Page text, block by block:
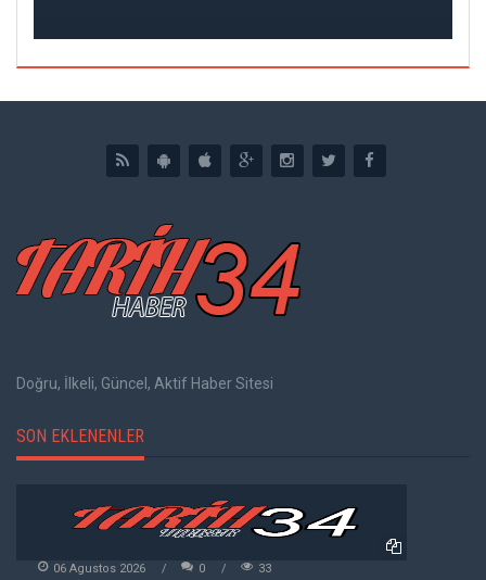
Doğru, İlkeli, Güncel, Aktif Haber Sitesi
SON EKLENENLER
06 Agustos 2026 0 33